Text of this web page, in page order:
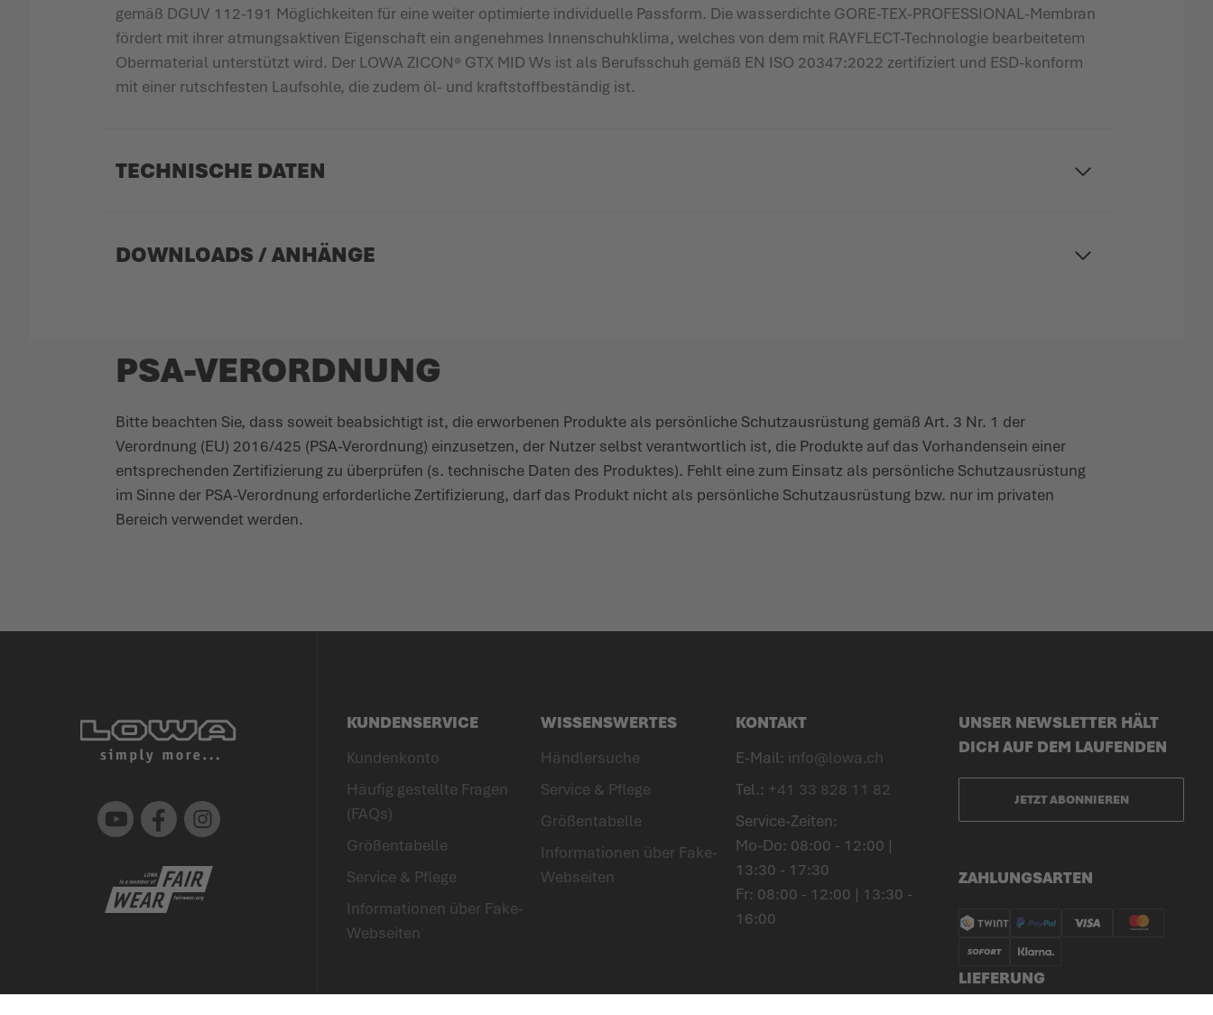
gemäß DGUV 112-191 Möglichkeiten für eine weiter optimierte individuelle Passform. Die wasserdichte GORE-TEX-PROFESSIONAL-Membran
fördert mit ihrer atmungsaktiven Eigenschaft ein angenehmes Innenschuhklima, welches von dem mit RAYFLECT-Technologie bearbeitetem
Obermaterial unterstützt wird. Der LOWA ZICON® GTX MID Ws ist als Berufsschuh gemäß EN ISO 20347:2022 zertifiziert und ESD-konform
mit einer rutschfesten Laufsohle, die zudem öl- und kraftstoffbeständig ist.
TECHNISCHE DATEN
DOWNLOADS / ANHÄNGE
PSA-VERORDNUNG
Bitte beachten Sie, dass soweit beab­sichtigt ist, die erworbenen Produkte als persönliche Schutz­aus­rüstung gemäß Art. 3 Nr. 1 der
Verordnung (EU) 2016/425 (PSA-Verordnung) einzu­setzen, der Nutzer selbst verant­wortlich ist, die Produkte auf das Vorhan­densein einer
entspre­chenden Zerti­fi­zierung zu über­prüfen (s. tech­nische Daten des Produktes). Fehlt eine zum Einsatz als persönliche Schutz­aus­rüstung
im Sinne der PSA-Verordnung erfor­derliche Zerti­fi­zierung, darf das Produkt nicht als persönliche Schutz­aus­rüstung bzw. nur im privaten
Bereich verwendet werden.
Youtube Facebook Instagram
KUNDENSERVICE
Kundenkonto
Häufig gestellte Fragen
(FAQs)
Größentabelle
Service & Pflege
Informationen über Fake-
Webseiten
WISSENSWERTES
Händlersuche
Service & Pflege
Größentabelle
Informationen über Fake-
Webseiten
KONTAKT
E-Mail: info@lowa.ch
Tel.: +41 33 828 11 82
Service-Zeiten:
Mo-Do: 08:00 - 12:00 |
13:30 - 17:30
Fr: 08:00 - 12:00 | 13:30 -
16:00
ZAHLUNGSARTEN
LIEFERUNG
UNSER NEWSLETTER HÄLT
DICH AUF DEM LAUFENDEN
JETZT ABONNIEREN